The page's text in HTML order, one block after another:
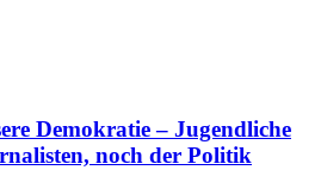
Demokratie – Jugendliche
noch der Politik